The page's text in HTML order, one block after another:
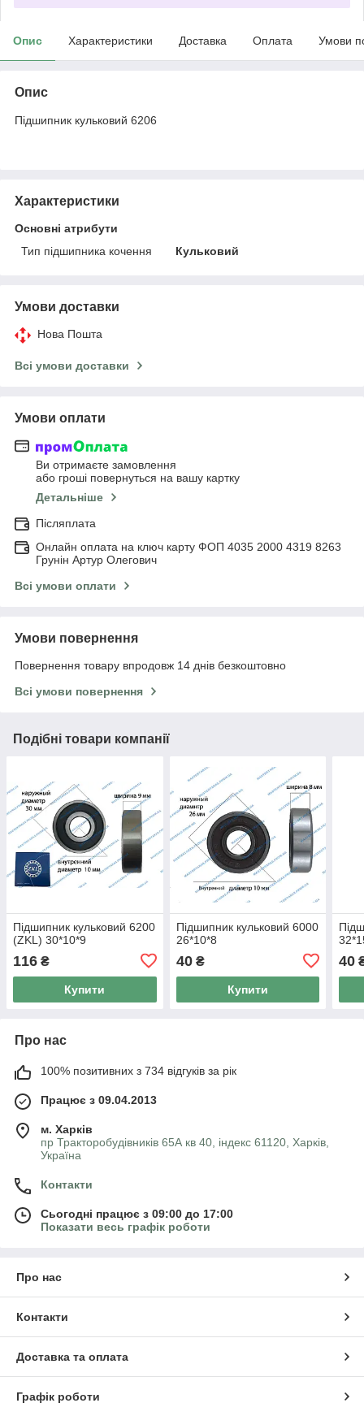
Опис Характеристики Доставка Оплата Умови
Опис
Підшипник кульковий 6206
Характеристики
Основні атрибути
Тип підшипника кочення
Кульковий
Умови доставки
Нова Пошта
Всі умови доставки
Умови оплати
Ви отримаєте замовлення
або гроші повернуться на вашу картку
Детальніше
Післяплата
Онлайн оплата на ключ карту ФОП 4035 2000 4319 8263
Грунін Артур Олегович
Всі умови оплати
Умови повернення
Повернення товару впродовж 14 днів безкоштовно
Всі умови повернення
Подібні товари компанії
Підшипник кульковий 6200
(ZKL) 30*10*9
116 ₴
Купити
Підшипник кульковий 6000
26*10*8
40₴
Купити
40
Про нас
100% позитивних з 734 відгуків за рік
Працює з 09.04.2013
м. Харків
пр Тракторобудівників 65А кв 40, індекс 61120, Харків,
Україна
Контакти
Сьогодні працює з 09:00 до 17:00
Показати весь графік роботи
Про нас
Контакти
Доставка та оплата
Графік роботи